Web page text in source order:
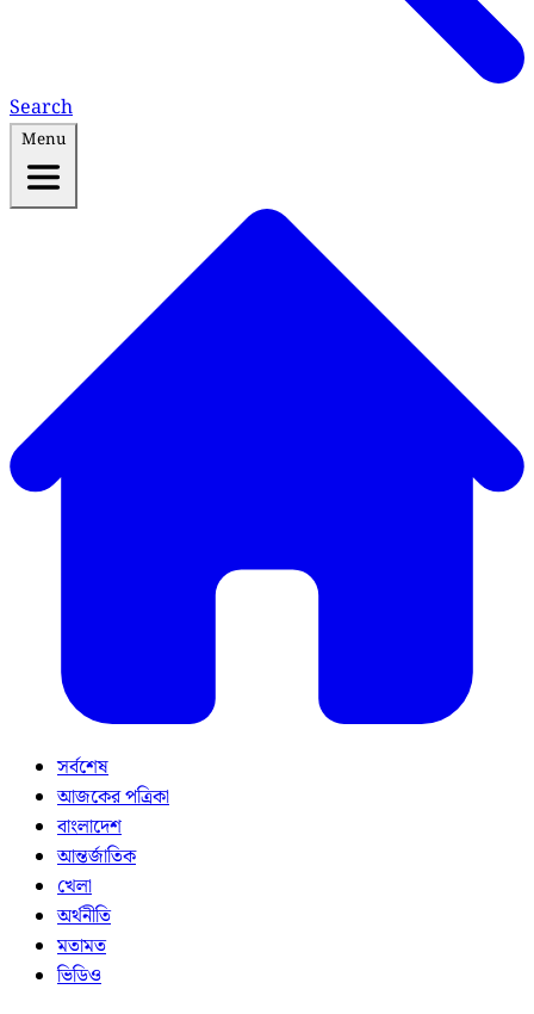
Search
Menu
সর্বশেষ
আজকের পত্রিকা
বাংলাদেশ
আন্তর্জাতিক
খেলা
অর্থনীতি
মতামত
ভিডিও